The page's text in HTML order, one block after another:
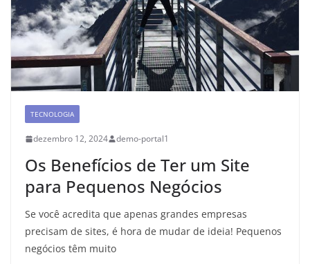
TECNOLOGIA
dezembro 12, 2024 demo-portal1
Os Benefícios de Ter um Site
para Pequenos Negócios
Se você acredita que apenas grandes empresas
precisam de sites, é hora de mudar de ideia! Pequenos
negócios têm muito